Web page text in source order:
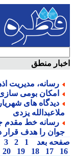
منطق
رسانه، مدیریت
امکان بومی سازی
دیدگاه های شهریار
یزدی
رسانه خط مقدم
را هدف قرار
بعد
1
2
3
4
17
18
19
20